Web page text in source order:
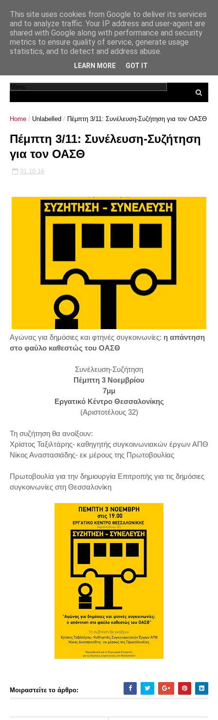
Home / Unlabelled / Πέμπτη 3/11: Συνέλευση-Συζήτηση για τον ΟΑΣΘ
Πέμπτη 3/11: Συνέλευση-Συζήτηση
για τον ΟΑΣΘ
31.10.16
Αγώνας για δημόσιες και φτηνές συγκοινωνίες: η απάντηση
στο φαύλο καθεστώς του ΟΑΣΘ
Συνέλευση-Συζήτηση
Πέμπτη 3 Νοεμβρίου
7μμ
Εργατικό Κέντρο Θεσσαλονίκης
(Αριστοτέλους 32)
Τη συζήτηση θα ανοίξουν:
Χρίστος Ταξιλτάρης- καθηγητής συγκοινωνιακών έργων ΑΠΘ
Νίκος Αναστασιάδης- εκ μέρους της Πρωτοβουλίας
Πρωτοβουλία για την δημιουργία Επιτροπής για τις δημόσιες
συγκοινωνίες στη Θεσσαλονίκη
Μοιραστείτε το άρθρο:
This site uses cookies from Google to deliver its services
and to analyze traffic. Your IP address and user-agent are
shared with Google along with performance and security
metrics to ensure quality of service, generate usage
statistics, and to detect and address abuse.
LEARN MORE GOT IT